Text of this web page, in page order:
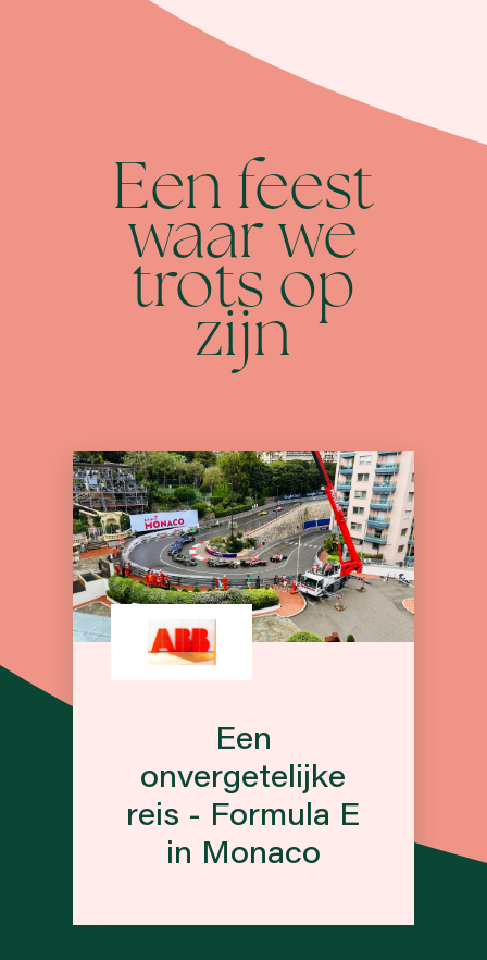
Een feest
waar we
trots op
zijn
Een
onvergetelijke
reis - Formula E
in Monaco